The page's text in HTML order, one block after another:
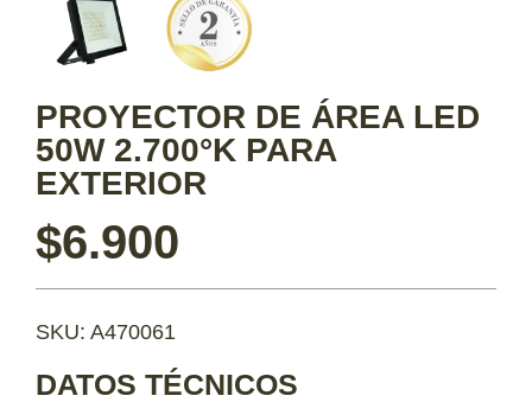
PROYECTOR DE ÁREA LED
50W 2.700°K PARA
EXTERIOR
$6.900
SKU: A470061
DATOS TÉCNICOS